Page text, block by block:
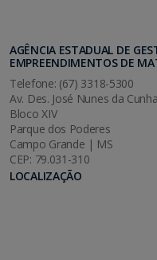
AGÊNCIA ESTADUAL DE
EMPREENDIMENTOS DE
Telefone: (67) 3318-5300
Av. Des. José Nunes da
Bloco XIV
Parque dos Poderes
Campo Grande | MS
CEP: 79.031-310
LOCALIZAÇÃO